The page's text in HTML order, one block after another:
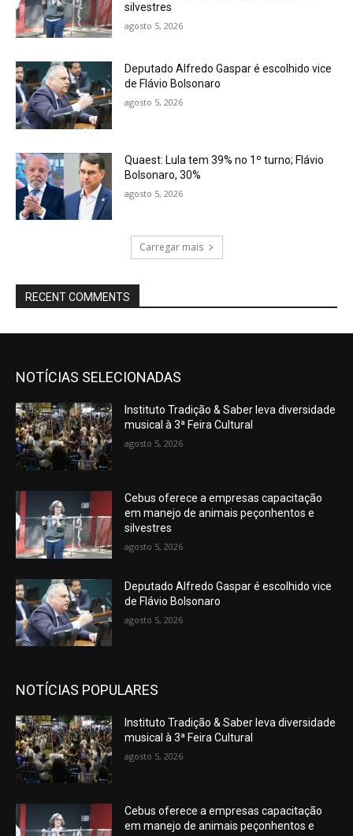
silvestres
agosto 5, 2026
Deputado Alfredo Gaspar é escolhido vice
de Flávio Bolsonaro
agosto 5, 2026
Quaest: Lula tem 39% no 1º turno; Flávio
Bolsonaro, 30%
agosto 5, 2026
Carregar mais
RECENT COMMENTS
NOTÍCIAS SELECIONADAS
Instituto Tradição & Saber leva diversidade
musical à 3ª Feira Cultural
agosto 5, 2026
Cebus oferece a empresas capacitação
em manejo de animais peçonhentos e
silvestres
agosto 5, 2026
Deputado Alfredo Gaspar é escolhido vice
de Flávio Bolsonaro
agosto 5, 2026
NOTÍCIAS POPULARES
Instituto Tradição & Saber leva diversidade
musical à 3ª Feira Cultural
agosto 5, 2026
Cebus oferece a empresas capacitação
em manejo de animais peçonhentos e